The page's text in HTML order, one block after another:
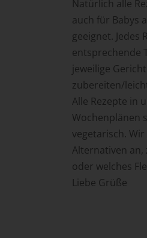
Natürlich alle
auch für Babys
geeignet. Jedes
entsprechende
jeweilige
zubereiten/
Alle Rezepte in
Wochenplänen
vegetarisch.
Alternativen an,
oder welches
Liebe Grüße